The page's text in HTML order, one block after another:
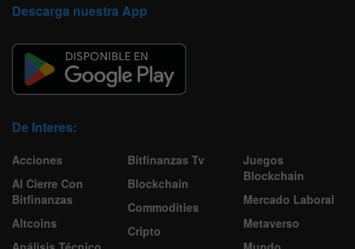
Descarga nuestra App
De Interes:
Acciones
Al Cierre Con
Bitfinanzas
Altcoins
Bitfinanzas Tv
Blockchain
Commodities
Cripto
Juegos
Blockchain
Mercado Laboral
Metaverso